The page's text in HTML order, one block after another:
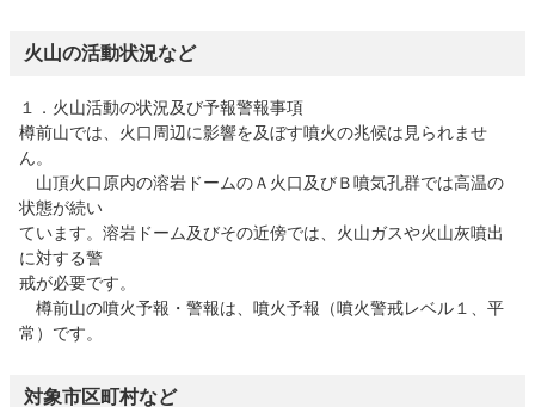
火山の活動状況など
１．火山活動の状況及び予報警報事項
樽前山では、火口周辺に影響を及ぼす噴火の兆候は見られませ
ん。
山頂火口原内の溶岩ドームのＡ火口及びＢ噴気孔群では高温の
状態が続い
ています。溶岩ドーム及びその近傍では、火山ガスや火山灰噴出
に対する警
戒が必要です。
樽前山の噴火予報・警報は、噴火予報（噴火警戒レベル１、平
常）です。
対象市区町村など